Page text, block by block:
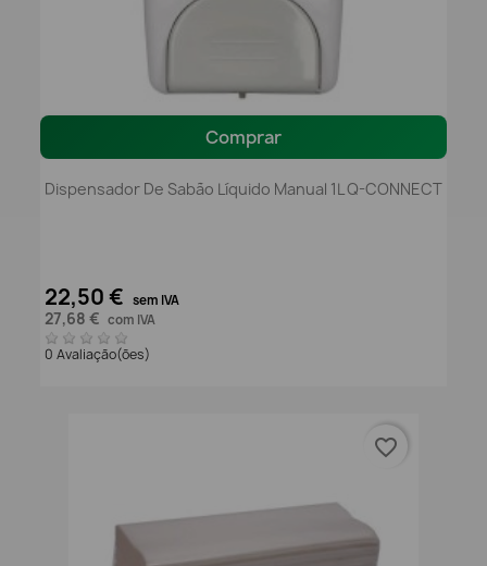
Comprar
Dispensador De Sabão Líquido Manual 1L Q-CONNECT
22,50 € sem IVA
27,68 € com IVA
0 Avaliação(ões)
favorite_border